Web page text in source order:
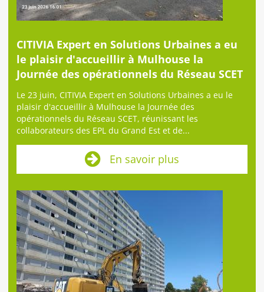
CITIVIA Expert en Solutions Urbaines a eu
le plaisir d'accueillir à Mulhouse la
Journée des opérationnels du Réseau SCET
Le 23 juin, CITIVIA Expert en Solutions Urbaines a eu le
plaisir d'accueillir à Mulhouse la Journée des
opérationnels du Réseau SCET, réunissant les
collaborateurs des EPL du Grand Est et de...
En savoir plus